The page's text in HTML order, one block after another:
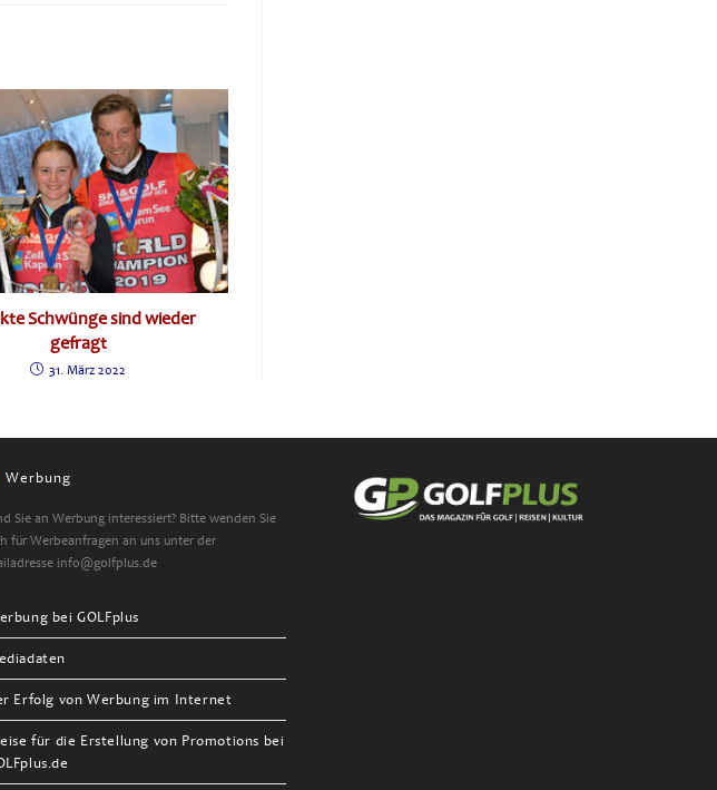
Schwünge sind wieder
gefragt
31. März 2022
Werbung
Sie an Werbung interessiert? Bitte wenden Sie
für Werbeanfragen an uns unter der
info@golfplus.de
bei GOLFplus
Erfolg von Werbung im Internet
für die Erstellung von Promotions bei